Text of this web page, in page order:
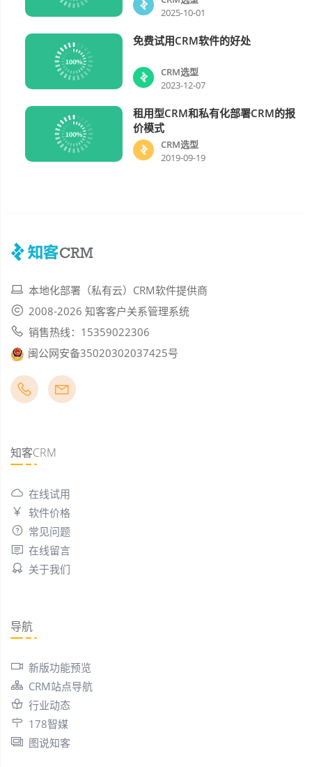
2025-10-01
免费试用CRM软件的好处
CRM选型
2023-12-07
租用型CRM和私有化部署CRM的报
价模式
CRM选型
2019-09-19
本地化部署（私有云）CRM软件提供商
2008-2026 知客客户关系管理系统
销售热线：15359022306
闽公网安备35020302037425号
知客CRM
在线试用
软件价格
常见问题
在线留言
关于我们
导航
新版功能预览
CRM站点导航
行业动态
178智媒
图说知客